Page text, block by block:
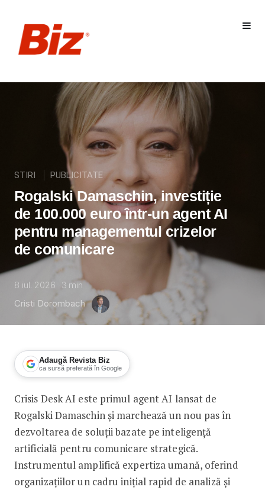
STIRI PUBLICITATE
Rogalski Damaschin, investiție
de 100.000 euro într-un agent AI
pentru managementul crizelor
de comunicare
8 iul. 2026 3 min
Cristi Dorombach
Adaugă Revista Biz
ca sursă preferată în Google
Rogalski Damaschin, investiție de
Crisis Desk AI este primul agent AI lansat de
Rogalski Damaschin și marchează un nou pas în
dezvoltarea de soluții bazate pe inteligență
artificială pentru comunicare strategică.
Instrumentul amplifică expertiza umană, oferind
organizațiilor un cadru inițial rapid de analiză și